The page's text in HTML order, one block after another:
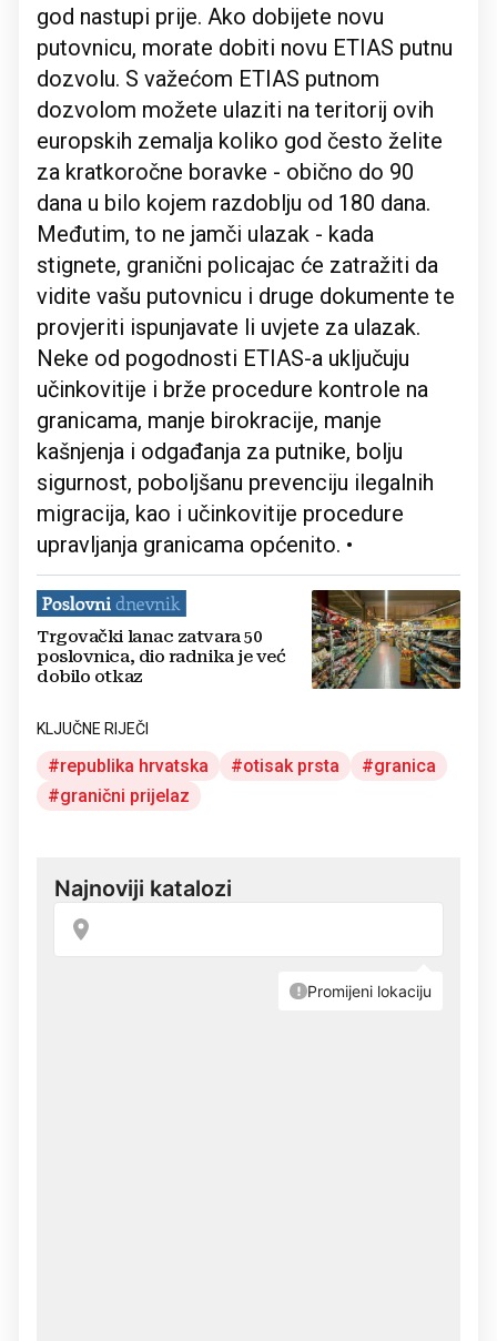
god nastupi prije. Ako dobijete novu
putovnicu, morate dobiti novu ETIAS putnu
dozvolu. S važećom ETIAS putnom
dozvolom možete ulaziti na teritorij ovih
europskih zemalja koliko god često želite
za kratkoročne boravke - obično do 90
dana u bilo kojem razdoblju od 180 dana.
Međutim, to ne jamči ulazak - kada
stignete, granični policajac će zatražiti da
vidite vašu putovnicu i druge dokumente te
provjeriti ispunjavate li uvjete za ulazak.
Neke od pogodnosti ETIAS-a uključuju
učinkovitije i brže procedure kontrole na
granicama, manje birokracije, manje
kašnjenja i odgađanja za putnike, bolju
sigurnost, poboljšanu prevenciju ilegalnih
migracija, kao i učinkovitije procedure
upravljanja granicama općenito. •
Trgovački lanac zatvara 50
poslovnica, dio radnika je već
dobilo otkaz
KLJUČNE RIJEČI
republika hrvatska otisak prsta
granica
granični prijelaz